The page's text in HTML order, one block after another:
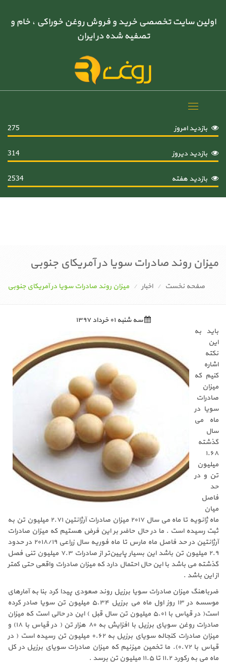
اولین سایت تخصصی خرید و فروش روغن خوراکی ، خام و
تصفیه شده در ایران
Toggle
بازدید امروز
275
بازدید دیروز 314
بازدید هفته 2534
میزان روند صادرات سویا در آمریکای جنوبی
صفحه نخست اخبار میزان روند صادرات سویا در آمریکای جنوبی
سه شنبه ۰۱ خرداد ۱۳۹۷
باید به
این
نکته
اشاره
کنیم که
میزان
صادرات
سویا در
ماه می
سال
گذشته
۱.۶۸
میلیون
تن و در
حد
فاصل
میان
ماه ژانویه تا ماه می سال ۲۰۱۷ میزان صادرات آرژانتین ۲.۷۱ میلیون تن به
ثبت رسیده است . ما در حال حاضر بر این فرض هستیم که میزان صادرات
آرژانتین در حد فاصل ماه مارس تا ماه فوریه سال زراعی ۲۰۱۸/۱۹ در حدود
۲.۹ میلیون تن باشد این بسیار پایین‌تر از صادرات ۷.۳ میلیون تنی فصل
گذشته می باشد با این حال احتمال دارد که میزان صادرات واقعی حتی کمتر
از این باشد .
ضرباهنگ میزان صادرات سویا برزیل روند صعودی پیدا کرد بنا به آمارهای
موسسه در ۱۳ روز اول ماه می برزیل ۵.۳۴ میلیون تن سویا صادر کرده
است( در قیاس با ۵.۰۱ میلیون تن سال قبل ) این در حالی است که میزان
صادرات روغن سویای برزیل با افزایش به ۸۰ هزار تن ( در قیاس با ۱۸) و
میزان صادرات کنجاله سویای برزیل به ۰.۶۲ میلیون تن رسیده است ( در
قیاس با ۰.۷۲). ما تخمین میزنیم که میزان صادرات سویای برزیل در کل
ماه می به رکورد ۱۱.۲ تا ۱۱.۵ میلیون تن برسد .